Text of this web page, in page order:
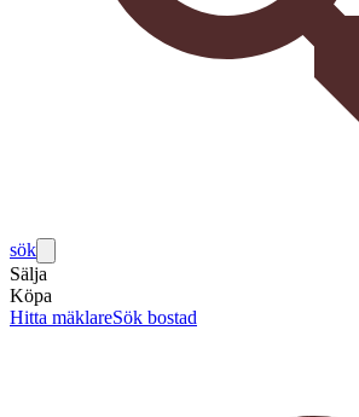
sök
Sälja
Köpa
Hitta mäklareSök bostad